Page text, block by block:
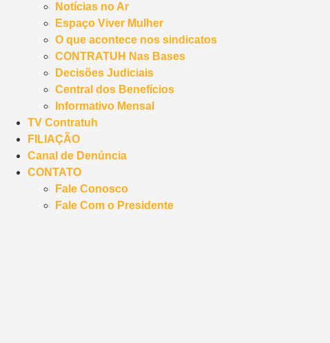
Notícias no Ar
Espaço Viver Mulher
O que acontece nos sindicatos
CONTRATUH Nas Bases
Decisões Judiciais
Central dos Benefícios
Informativo Mensal
TV Contratuh
FILIAÇÃO
Canal de Denúncia
CONTATO
Fale Conosco
Fale Com o Presidente